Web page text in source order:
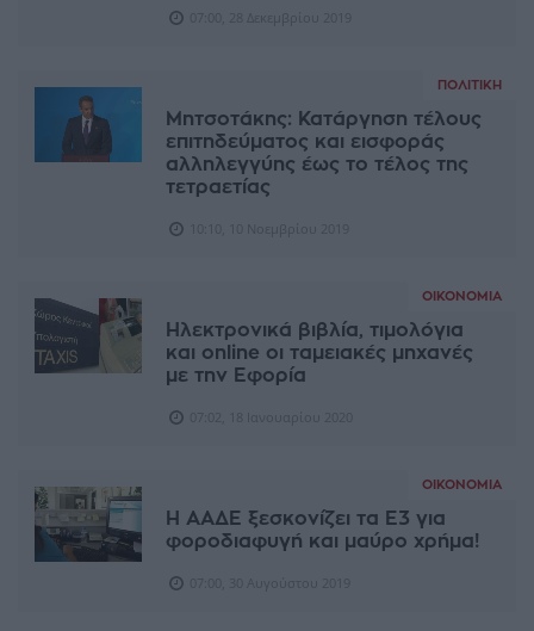
ΠΟΛΙΤΙΚΉ
Μητσοτάκης: Κατάργηση τέλους
επιτηδεύματος και εισφοράς
αλληλεγγύης έως το τέλος της
τετραετίας
ΟΙΚΟΝΟΜΊΑ
Ηλεκτρονικά βιβλία, τιμολόγια
και online οι ταμειακές μηχανές
με την Εφορία
ΟΙΚΟΝΟΜΊΑ
Η ΑΑΔΕ ξεσκονίζει τα Ε3 για
φοροδιαφυγή και μαύρο χρήμα!